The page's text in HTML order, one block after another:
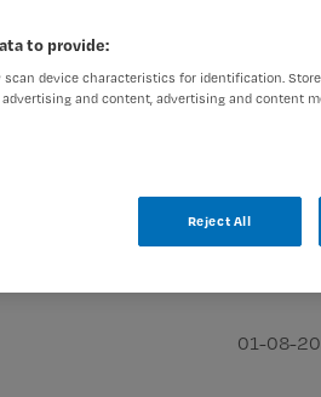
verpleegkundige en houd
nieuwe functie als
wat jij zoekt. Wat ga je
01-08-
to provide:
scan device characteristics for identification.
and content, advertising and content
Reject All